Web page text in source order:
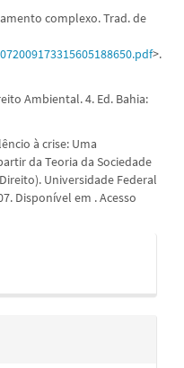
complexo. Trad. de
>.
Ambiental. 4. Ed. Bahia:
à crise: Uma
da Teoria da Sociedade
Universidade Federal
Disponível em . Acesso